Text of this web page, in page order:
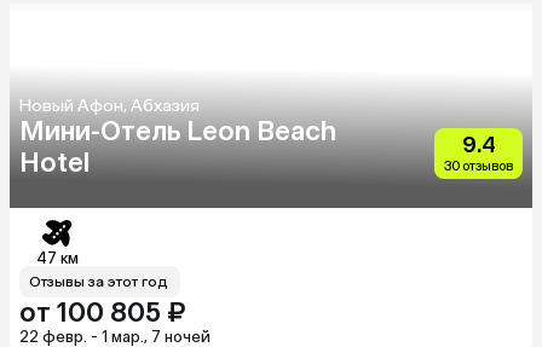
Новый Афон, Абхазия
Мини-Отель Leon Beach
Hotel
9.4
30 отзывов
47 км
Отзывы за этот год
от 100 805 ₽
22 февр. - 1 мар., 7 ночей